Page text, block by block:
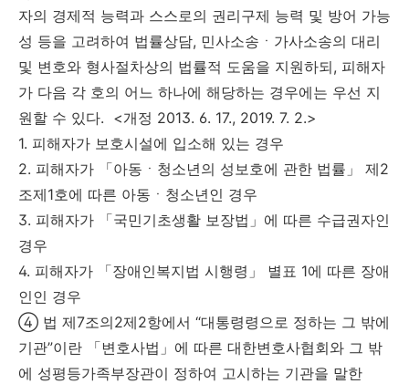
자의 경제적 능력과 스스로의 권리구제 능력 및 방어 가능
성 등을 고려하여 법률상담, 민사소송ㆍ가사소송의 대리
및 변호와 형사절차상의 법률적 도움을 지원하되, 피해자
가 다음 각 호의 어느 하나에 해당하는 경우에는 우선 지
원할 수 있다. <개정 2013. 6. 17., 2019. 7. 2.>
1. 피해자가 보호시설에 입소해 있는 경우
2. 피해자가 「아동ㆍ청소년의 성보호에 관한 법률」 제2
조제1호에 따른 아동ㆍ청소년인 경우
3. 피해자가 「국민기초생활 보장법」에 따른 수급권자인
경우
4. 피해자가 「장애인복지법 시행령」 별표 1에 따른 장애
인인 경우
④ 법 제7조의2제2항에서 “대통령령으로 정하는 그 밖에
기관”이란 「변호사법」에 따른 대한변호사협회와 그 밖
에 성평등가족부장관이 정하여 고시하는 기관을 말한